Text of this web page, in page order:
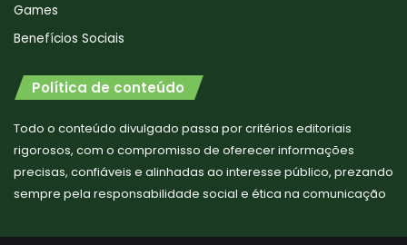
Games
Benefícios Sociais
Política de conteúdo
Todo o conteúdo divulgado passa por critérios editoriais
rigorosos, com o compromisso de oferecer informações
precisas, confiáveis e alinhadas ao interesse público, prezando
sempre pela responsabilidade social e ética na comunicação